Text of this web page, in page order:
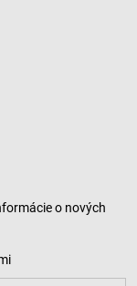
o nových